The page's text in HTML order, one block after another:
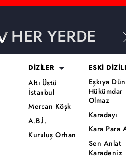
HER YERDE
DİZİLER
Altı Üstü
İstanbul
Mercan Köşk
A.B.İ.
Kuruluş Orhan
ESKİ
Eşkıya
Hükümdar
Olmaz
Karadayı
Kara Para
Sen Anlat
Karadeniz